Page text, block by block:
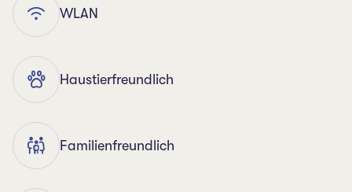
WLAN
Haustierfreundlich
Familienfreundlich